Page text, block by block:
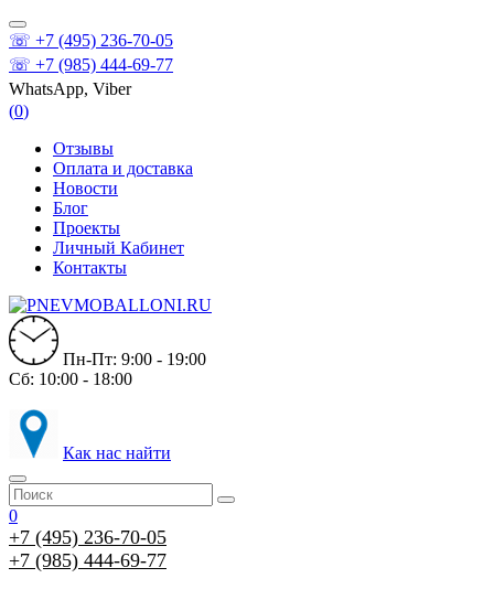
☏ +7 (495) 236-70-05
☏ +7 (985) 444-69-77
WhatsApp, Viber
(0)
Отзывы
Оплата и доставка
Новости
Блог
Проекты
Личный Кабинет
Контакты
Пн-Пт: 9:00 - 19:00
Сб: 10:00 - 18:00
Как нас найти
0
+7 (495) 236-70-05
+7 (985) 444-69-77